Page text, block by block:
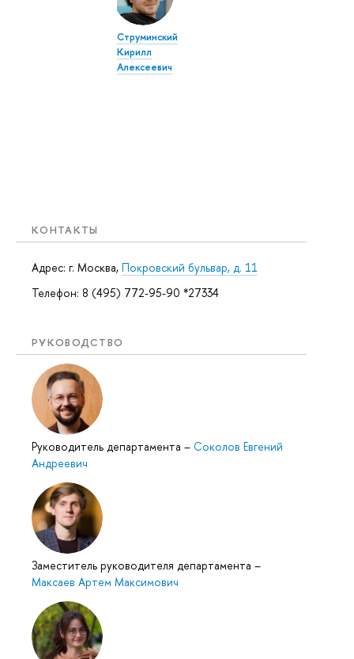
КОНТАКТЫ
Адрес: г. Москва, Покровский бульвар, д. 11
Телефон: 8 (495) 772-95-90 *27334
РУКОВОДСТВО
Руководитель департамента – Соколов Евгений
Андреевич
Заместитель руководителя департамента –
Максаев Артем Максимович
Струминский
Кирилл
Алексеевич